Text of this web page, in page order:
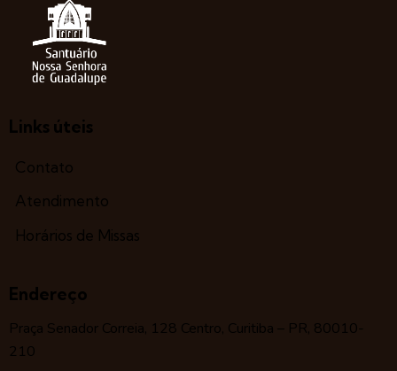
Links úteis
Contato
Atendimento
Horários de Missas
Endereço
Praça Senador Correia, 128 Centro, Curitiba – PR, 80010-
210